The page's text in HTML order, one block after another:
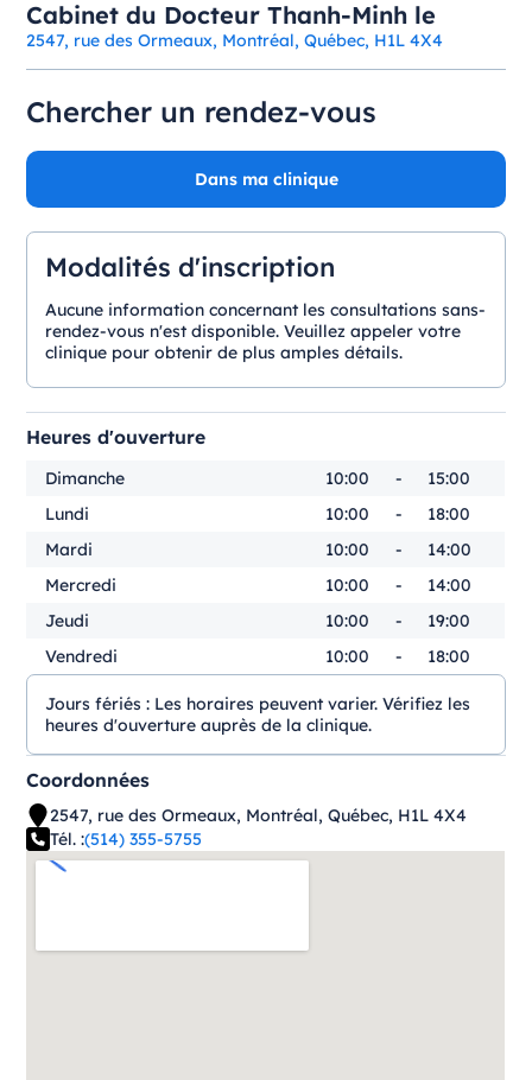
Cabinet du Docteur Thanh-Minh le
2547, rue des Ormeaux, Montréal, Québec, H1L 4X4
Chercher un rendez-vous
Dans ma clinique
Modalités d'inscription
Aucune information concernant les consultations sans-
rendez-vous n'est disponible. Veuillez appeler votre
clinique pour obtenir de plus amples détails.
Heures d'ouverture
Dimanche 10:00 -
15:00
Lundi
10:00 -
18:00
Mardi
10:00 -
14:00
Mercredi
10:00 -
14:00
Jeudi
10:00 -
19:00
Vendredi
10:00 - 18:00
Jours fériés : Les horaires peuvent varier. Vérifiez les
heures d'ouverture auprès de la clinique.
Coordonnées
2547, rue des Ormeaux, Montréal, Québec, H1L 4X4
Tél. :(514) 355-5755